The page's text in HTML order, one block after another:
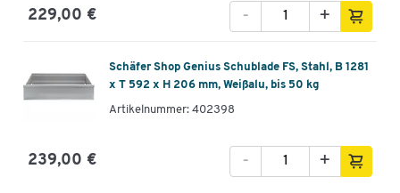
229,00 € +
-
Schäfer Shop Genius Schublade FS, Stahl, B 1281
x T 592 x H 206 mm, Weißalu, bis 50 kg
Artikelnummer: 402398
239,00 € +
-